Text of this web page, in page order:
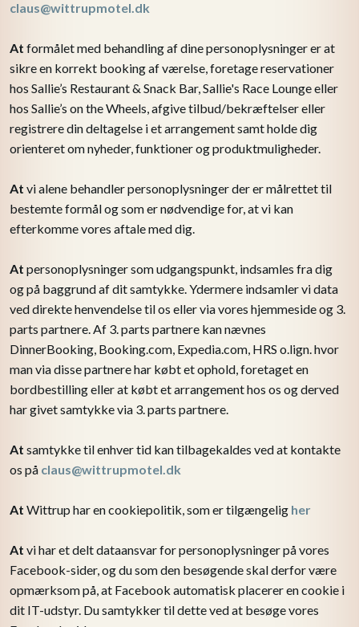
claus@wittrupmotel.dk
At formålet med behandling af dine personoplysninger er at
sikre en korrekt booking af værelse, foretage reservationer
hos Sallie’s Restaurant & Snack Bar, Sallie's Race Lounge eller
hos Sallie’s on the Wheels, afgive tilbud/bekræftelser eller
registrere din deltagelse i et arrangement samt holde dig
orienteret om nyheder, funktioner og produktmuligheder.
At vi alene behandler personoplysninger der er målrettet til
bestemte formål og som er nødvendige for, at vi kan
efterkomme vores aftale med dig.
At personoplysninger som udgangspunkt, indsamles fra dig
og på baggrund af dit samtykke. Ydermere indsamler vi data
ved direkte henvendelse til os eller via vores hjemmeside og 3.
parts partnere. Af 3. parts partnere kan nævnes
DinnerBooking, Booking.com, Expedia.com, HRS o.lign. hvor
man via disse partnere har købt et ophold, foretaget en
bordbestilling eller at købt et arrangement hos os og derved
har givet samtykke via 3. parts partnere.
At samtykke til enhver tid kan tilbagekaldes ved at kontakte
os på claus@wittrupmotel.dk
AtWittrup har en cookiepolitik, som er tilgængelig her
At vi har et delt dataansvar for personoplysninger på vores
Facebook-sider, og du som den besøgende skal derfor være
opmærksom på, at Facebook automatisk placerer en cookie i
dit IT-udstyr. Du samtykker til dette ved at besøge vores